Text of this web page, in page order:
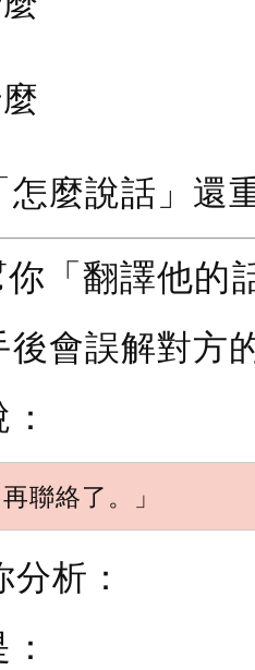
怎麼說話」還
「翻譯他的
會誤解對方
聯絡了。」
析：